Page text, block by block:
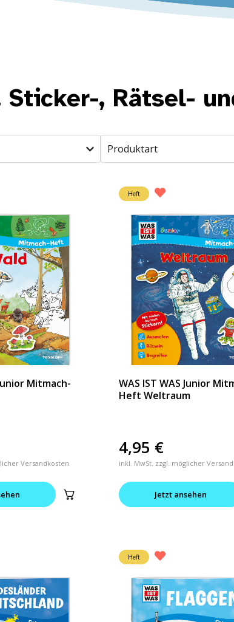
Sticker-, Rätsel-
Produktart
Mitmach-
Versandkosten
Heft
WAS IST WAS Junior
Heft Weltraum
4,95 €
inkl. MwSt. zzgl. möglicher
Jetzt ansehen
Heft